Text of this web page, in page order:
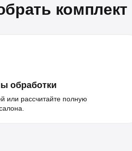
комплект
обработки
или рассчитайте полную